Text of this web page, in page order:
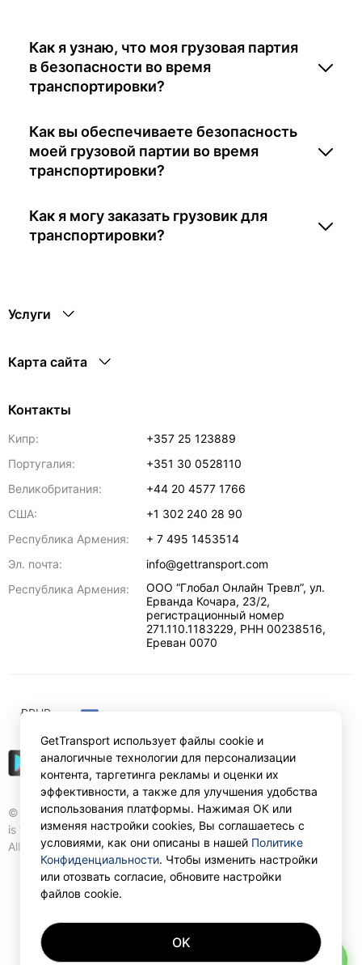
Как я узнаю, что моя грузовая партия
в безопасности во время
транспортировки?
Как вы обеспечиваете безопасность
моей грузовой партии во время
транспортировки?
Как я могу заказать грузовик для
транспортировки?
Услуги
Карта сайта
Контакты
Кипр:
+357 25 123889
Португалия:
+351 30 0528110
Великобритания:
+44 20 4577 1766
США:
+1 302 240 28 90
Республика Армения:
+ 7 495 1453514
Эл. почта:
info@gettransport.com
Республика Армения:
ООО “Глобал Онлайн Тревл”, ул.
Ерванда Кочара, 23/2,
регистрационный номер
271.110.1183229, РНН 00238516,
Ереван 0070
© Gettransport International Limited. GetTransport®
is trademark of Gettransport International Limited.
All rights reserved.
₽RUB
GetTransport использует файлы cookie и
аналогичные технологии для персонализации
контента, таргетинга рекламы и оценки их
эффективности, а также для улучшения удобства
использования платформы. Нажимая ОК или
изменяя настройки cookies, Вы соглашаетесь с
условиями, как они описаны в нашей Политике
Конфиденциальности. Чтобы изменить настройки
или отозвать согласие, обновите настройки
файлов cookie.
OK
AI